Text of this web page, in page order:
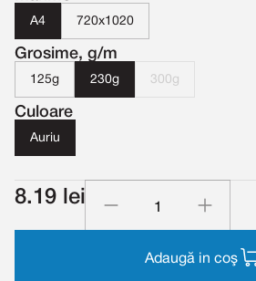
A4 720x1020
Grosime, g/m
125g 230g 300g
Culoare
Auriu
8.19 lei
Adaugă in coş